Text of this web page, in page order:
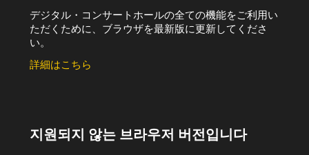
デジタル・コンサートホールの全ての機能をご利用い
ただくために、ブラウザを最新版に更新してくださ
い。
詳細はこちら
지원되지 않는 브라우저 버전입니다